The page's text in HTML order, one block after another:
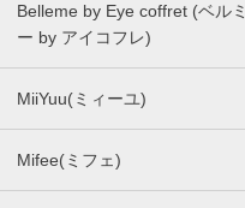
Belleme by Eye coffret (ベルミ
ー by アイコフレ)
MiiYuu(ミィーユ)
Mifee(ミフェ)